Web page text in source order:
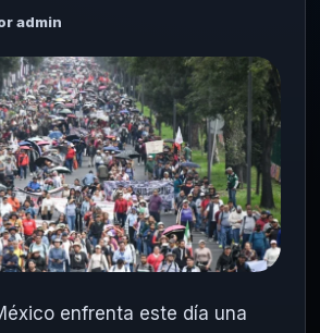
admin
enfrenta este día una